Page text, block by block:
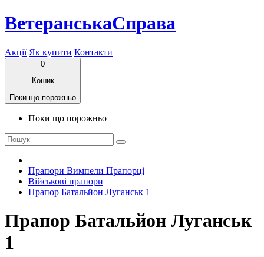
ВетеранськаСправа
Акції Як купити Контакти
0
Кошик
Поки що порожньо
Поки що порожньо
Прапори Вимпели Прапорці
Військові прапори
Прапор Батальйон Луганськ 1
Прапор Батальйон Луганськ
1